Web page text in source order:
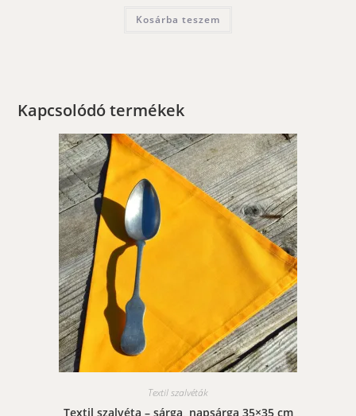
Kosárba teszem
Kapcsolódó termékek
Textil szalvéták
Textil szalvéta – sárga, napsárga 35×35 cm